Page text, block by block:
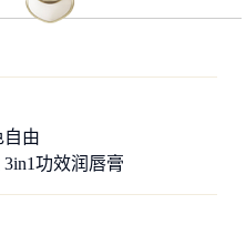
自由
功效润唇膏